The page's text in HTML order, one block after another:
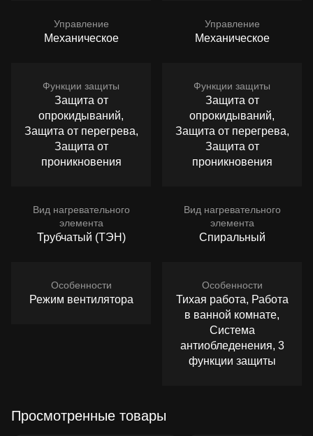
Управление
Механическое
Функции защиты
Защита от
опрокидываний,
Защита от перегрева,
Защита от
проникновения
Вид нагревательного
элемента
Трубчатый (ТЭН)
Особенности
Режим вентилятора
Управление
Механическое
Функции защиты
Защита от
опрокидываний,
Защита от перегрева,
Защита от
проникновения
Вид нагревательного
элемента
Спиральный
Особенности
Тихая работа, Работа
в ванной комнате,
Система
антиобледенения, 3
функции защиты
Просмотренные товары